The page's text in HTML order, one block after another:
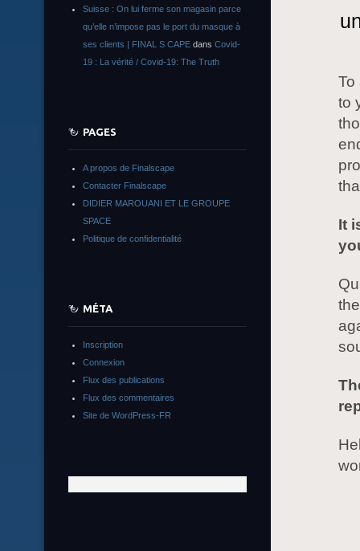
To
to
It
Suisse : On lui ferme son magasin parce
qu’elle n’impose pas le port du masque à
ses clients | FINAL S CAPE dans Covid-
19 : La vérité / Covid-19: The Truth
PAGES
A propos de Finalscape
Contacter Finalscape
DIDIER MAROUANI ET LE GROUPE
SPACE
Politique de confidentialité
MÉTA
Inscription
Connexion
Flux des publications
Flux des commentaires
Site de WordPress-FR